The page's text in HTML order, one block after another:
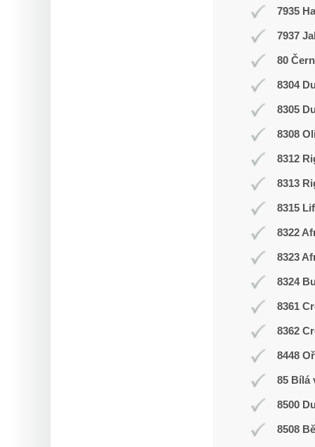
7935
7937
80
8304
8305
8308
8312
8313
8315
8322
8323
8324
8361
8362
8448
85 Bílá
8500
8508